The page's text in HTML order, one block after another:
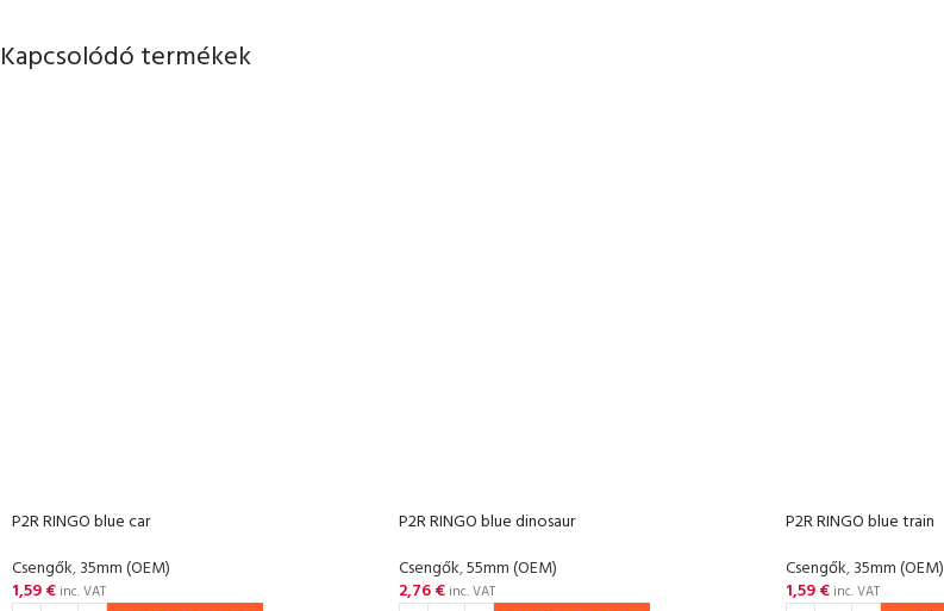
Kapcsolódó termékek
P2R RINGO blue car
Csengők,35mm (OEM)
1,59€ inc. VAT
P2R RINGO blue dinosaur
Csengők,55mm (OEM)
2,76€ inc. VAT
P2R RINGO blue train
Csengők,35mm (OEM)
1,59€ inc. VAT